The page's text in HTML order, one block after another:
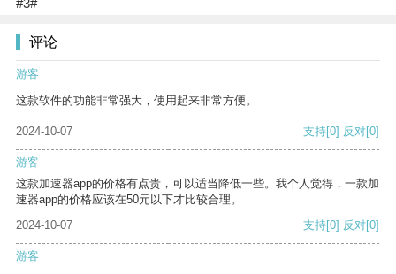
#3#
评论
游客
这款软件的功能非常强大，使用起来非常方便。
2024-10-07 支持[0] 反对[0]
游客
这款加速器app的价格有点贵，可以适当降低一些。我个人觉得，一款加
速器app的价格应该在50元以下才比较合理。
2024-10-07
支持[0] 反对[0]
游客